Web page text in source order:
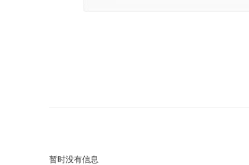
暂时没有信息